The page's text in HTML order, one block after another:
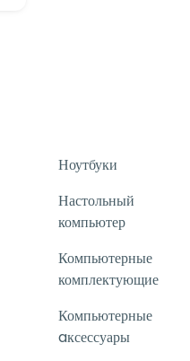
Ноутбуки
Настольный
компьютер
Компьютерные
комплектующие
Компьютерные
aксессуары